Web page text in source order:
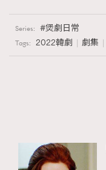
Series: 煲劇日常
Tags: 2022韓劇 劇集